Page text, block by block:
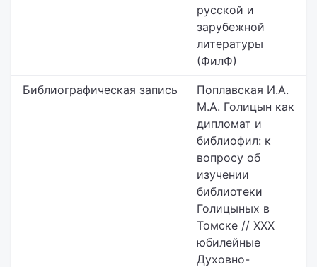
русской и
зарубежной
литературы
(ФилФ)
Библиографическая запись
Поплавская И.А.
М.А. Голицын как
дипломат и
библиофил: к
вопросу об
изучении
библиотеки
Голицыных в
Томске // XXX
юбилейные
Духовно-